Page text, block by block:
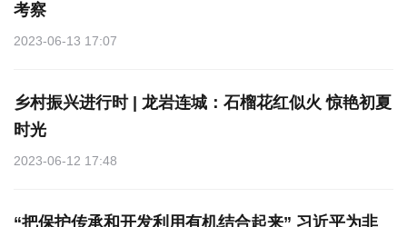
考察
2023-06-13 17:07
乡村振兴进行时 | 龙岩连城：石榴花红似火 惊艳初夏
时光
2023-06-12 17:48
“把保护传承和开发利用有机结合起来” 习近平为非